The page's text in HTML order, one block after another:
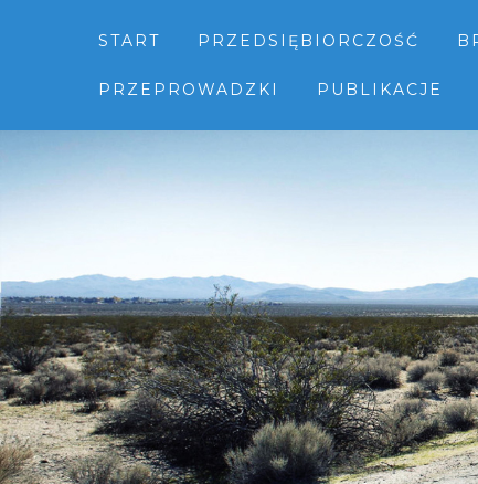
START PRZEDSIĘBIORCZOŚĆ
PRZEPROWADZKI PUBLIKACJE